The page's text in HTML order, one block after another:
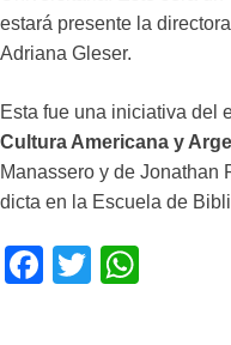
estará presente la
Adriana Gleser.
Esta fue una iniciativa del
Cultura Americana y
Manassero y de Jonathan
dicta en la Escuela de
F
T